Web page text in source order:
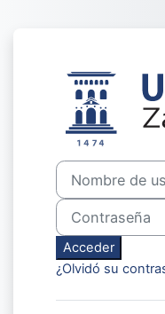
Entrar a
Nombre de usuario
Contraseña
Acceder
¿Olvidó su